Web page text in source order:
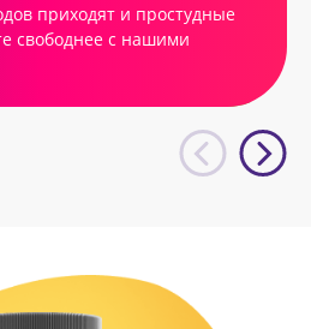
приходят и простудные
свободнее с нашими